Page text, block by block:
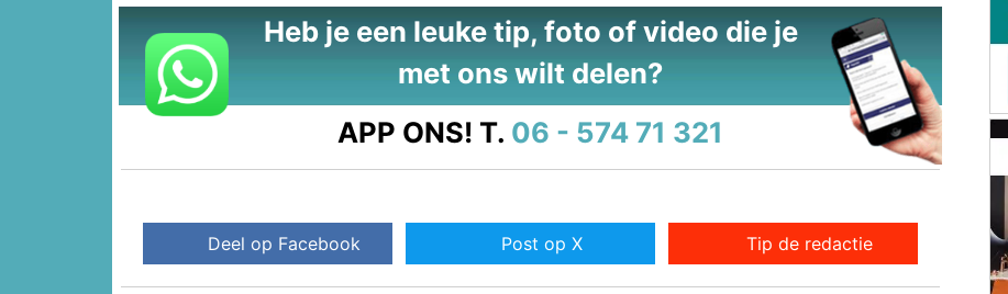
Heb je een leuke tip, foto of video die je
met ons wilt delen?
APP ONS! T. 06 - 574 71 321
Deel op Facebook Post op X Tip de redactie